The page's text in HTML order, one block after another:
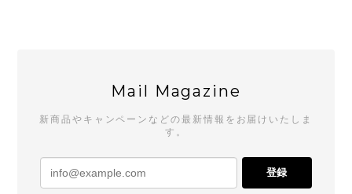
Mail Magazine
新商品やキャンペーンなどの最新情報をお届けいたしま
す。
登録